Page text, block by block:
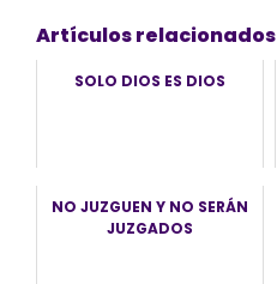
Artículos relacionados
SOLO DIOS ES DIOS
NO JUZGUEN Y NO SERÁN
JUZGADOS